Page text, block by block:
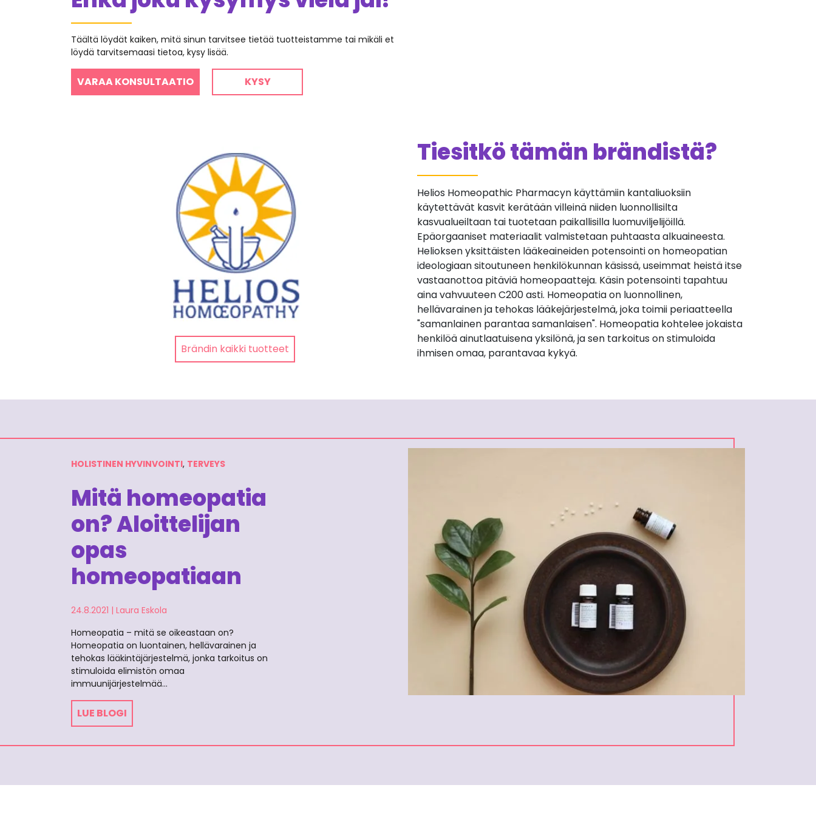
Täältä löydät kaiken, mitä sinun tarvitsee tietää tuotteistamme tai mikäli et
löydä tarvitsemaasi tietoa, kysy lisää.
VARAA KONSULTAATIO KYSY
Brändin kaikki tuotteet
Tiesitkö tämän brändistä?
Helios Homeopathic Pharmacyn käyttämiin kantaliuoksiin
käytettävät kasvit kerätään villeinä niiden luonnollisilta
kasvualueiltaan tai tuotetaan paikallisilla luomuviljelijöillä.
Epäorgaaniset materiaalit valmistetaan puhtaasta alkuaineesta.
Helioksen yksittäisten lääkeaineiden potensointi on homeopatian
ideologiaan sitoutuneen henkilökunnan käsissä, useimmat heistä itse
vastaanottoa pitäviä homeopaatteja. Käsin potensointi tapahtuu
aina vahvuuteen C200 asti. Homeopatia on luonnollinen,
hellävarainen ja tehokas lääkejärjestelmä, joka toimii periaatteella
"samanlainen parantaa samanlaisen". Homeopatia kohtelee jokaista
henkilöä ainutlaatuisena yksilönä, ja sen tarkoitus on stimuloida
ihmisen omaa, parantavaa kykyä.
HOLISTINEN HYVINVOINTI, TERVEYS
Mitä homeopatia
on? Aloittelijan
opas
homeopatiaan
24.8.2021 | Laura Eskola
Homeopatia – mitä se oikeastaan on?
Homeopatia on luontainen, hellävarainen ja
tehokas lääkintäjärjestelmä, jonka tarkoitus on
stimuloida elimistön omaa
immuunijärjestelmää…
LUE BLOGI